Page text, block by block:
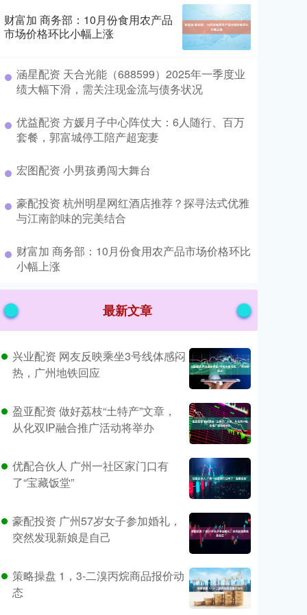
财富加 商务部：10月份食用农产品
市场价格环比小幅上涨
​涵星配资 天合光能（688599）2025年一季度业
绩大幅下滑，需关注现金流与债务状况
​优益配资 方媛月子中心阵仗大：6人随行、百万
套餐，郭富城停工陪产超宠妻
​宏图配资 小男孩勇闯大舞台
​豪配投资 杭州明星网红酒店推荐？探寻法式优雅
与江南韵味的完美结合
​财富加 商务部：10月份食用农产品市场价格环比
小幅上涨
最新文章
兴业配资 网友反映乘坐3号线体感闷
热，广州地铁回应
盈亚配资 做好荔枝“土特产”文章，
从化双IP融合推广活动将举办
优配合伙人 广州一社区家门口有
了“宝藏饭堂”
豪配投资 广州57岁女子参加婚礼，
突然发现新娘是自己
策略操盘 1，3-二溴丙烷商品报价动
态